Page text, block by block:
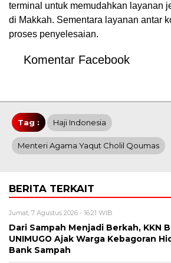
terminal untuk memudahkan layanan
di Makkah. Sementara layanan antar
proses penyelesaian.
Komentar Facebook
Tag : Haji Indonesia
Menteri Agama Yaqut Cholil Qoumas
BERITA TERKAIT
Jumat, 7 Agustus 2026 - 16:21 WIB
Dari Sampah Menjadi Berkah, KKN
UNIMUGO Ajak Warga Kebagoran
Bank Sampah